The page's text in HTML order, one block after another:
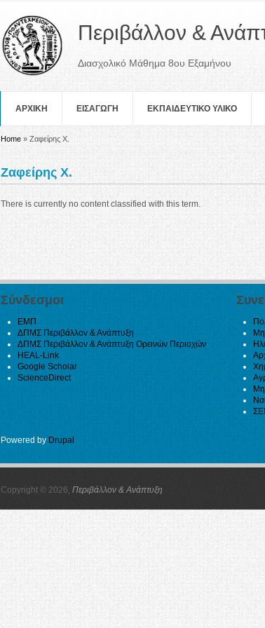
Περιβάλλον &
Διασχολικό Μάθημα 8ου Εξαμήνου
ΑΡΧΙΚΗ ΕΙΣΑΓΩΓΗ ΕΚΠΑΙΔΕΥΤΙΚΟ ΥΛΙΚΟ
You are here
Home » Ζαφείρης Χ.
Ζαφείρης Χ.
There is currently no content classified with this term.
Σύνδεσμοι
ΕΜΠ
ΔΠΜΣ Περιβάλλον & Ανάπτυξη
ΔΠΜΣ Περιβάλλον & Ανάπτυξη Ορεινών Περιοχών
HEAL-Link
Google Scholar
ScienceDirect
Powered by Drupal
Copyright © 2026, Περιβάλλον & Ανάπτυξη